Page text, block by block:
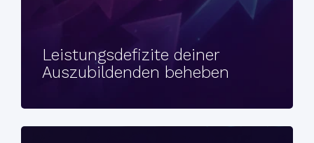
Leistungsdefizite deiner
Auszubildenden beheben